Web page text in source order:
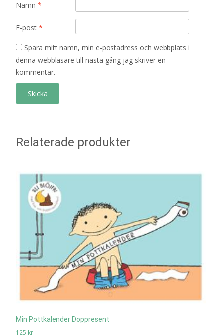
Namn *
E-post *
Spara mitt namn, min e-postadress och webbplats i
denna webbläsare till nästa gång jag skriver en
kommentar.
Relaterade produkter
Min Pottkalender Doppresent
125 kr